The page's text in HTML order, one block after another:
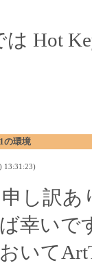
は Hot
の環境
13:31:23)
し訳あ
幸いで
いて